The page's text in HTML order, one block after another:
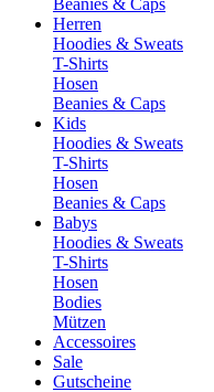
Beanies & Caps
Herren
Hoodies & Sweats
T-Shirts
Hosen
Beanies & Caps
Kids
Hoodies & Sweats
T-Shirts
Hosen
Beanies & Caps
Babys
Hoodies & Sweats
T-Shirts
Hosen
Bodies
Mützen
Accessoires
Sale
Gutscheine